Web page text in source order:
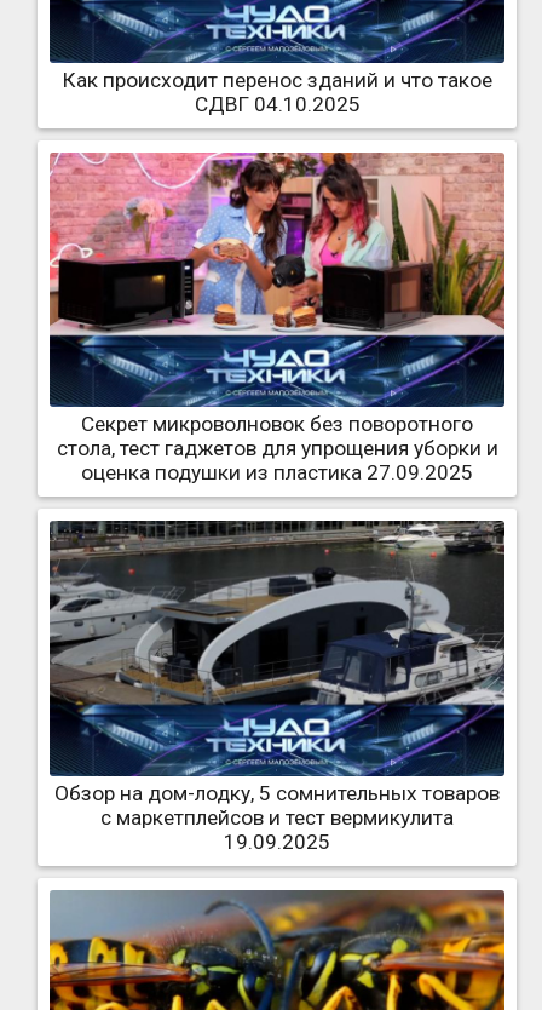
Как происходит перенос зданий и что такое
СДВГ 04.10.2025
Секрет микроволновок без поворотного
стола, тест гаджетов для упрощения уборки и
оценка подушки из пластика 27.09.2025
Обзор на дом-лодку, 5 сомнительных товаров
с маркетплейсов и тест вермикулита
19.09.2025